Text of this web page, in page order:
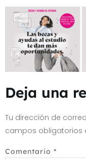
Deja una
Tu dirección de
campos obligatorios
Comentario *